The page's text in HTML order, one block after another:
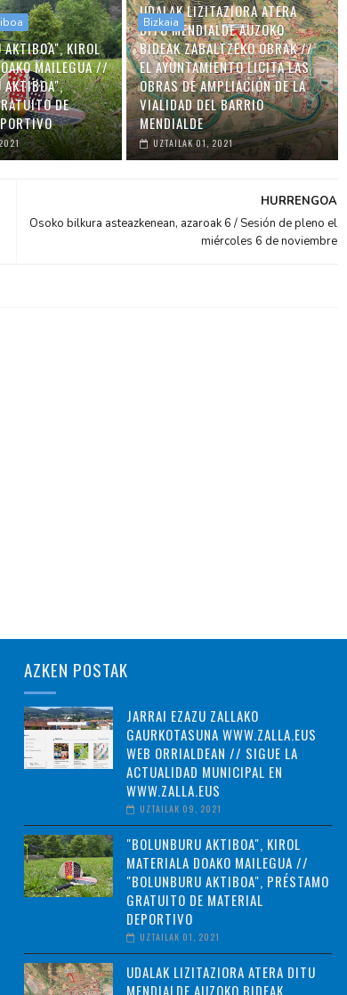
AKTIBOA", KIROL
MAILEGUA //
AKTIBOA",
DE
Bizkaia
UDALAK LIZITAZIORA ATERA
DITU MENDIALDE AUZOKO
BIDEAK ZABALTZEKO OBRAK //
EL AYUNTAMIENTO LICITA LAS
OBRAS DE AMPLIACIÓN DE LA
VIALIDAD DEL BARRIO
MENDIALDE
UZTAILAK 01, 2021
HURRENGOA
Osoko bilkura asteazkenean, azaroak 6 / Sesión de pleno el
miércoles 6 de noviembre
AZKEN POSTAK
JARRAI EZAZU ZALLAKO
GAURKOTASUNA WWW.ZALLA.EUS
WEB ORRIALDEAN // SIGUE LA
ACTUALIDAD MUNICIPAL EN
WWW.ZALLA.EUS
UZTAILAK 09, 2021
"BOLUNBURU AKTIBOA", KIROL
MATERIALA DOAKO MAILEGUA //
"BOLUNBURU AKTIBOA", PRÉSTAMO
GRATUITO DE MATERIAL
DEPORTIVO
UZTAILAK 01, 2021
UDALAK LIZITAZIORA ATERA DITU
MENDIALDE AUZOKO BIDEAK